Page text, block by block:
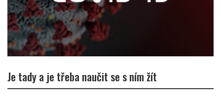
Je tady a je třeba naučit se s ním žít